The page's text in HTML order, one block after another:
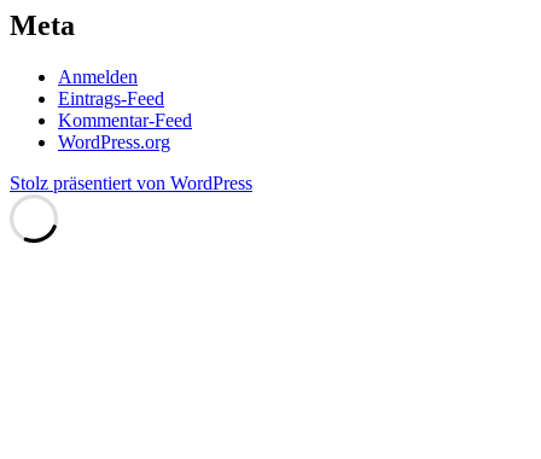
Meta
Anmelden
Eintrags-Feed
Kommentar-Feed
WordPress.org
Stolz präsentiert von WordPress
Scroll
Up